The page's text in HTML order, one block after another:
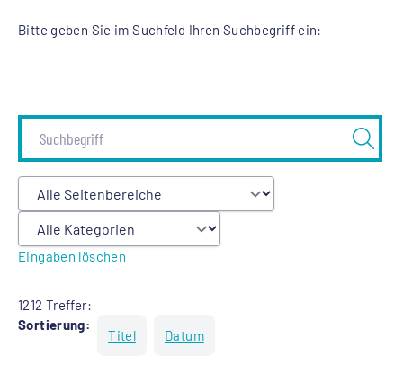
Bitte geben Sie im Suchfeld Ihren Suchbegriff ein:
Eingaben löschen
1212 Treffer:
Sortierung:
Titel Datum